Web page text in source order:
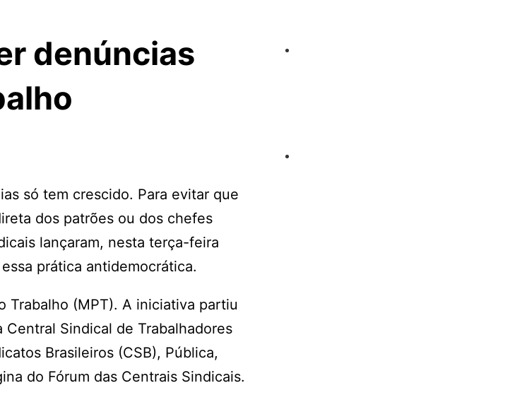
denúncias
só tem crescido. Para evitar que
dos patrões ou dos chefes
lançaram, nesta terça-feira
prática antidemocrática.
Trabalho (MPT). A iniciativa partiu
Sindical de Trabalhadores
Brasileiros (CSB), Pública,
do Fórum das Centrais Sindicais.